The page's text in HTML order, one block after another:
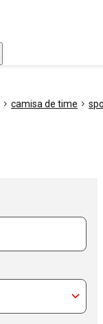
camisa de time